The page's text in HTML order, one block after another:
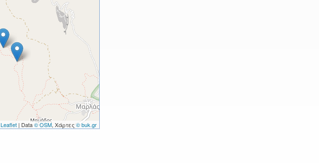
Leaflet| Data© OSM, Χάρτες© buk.gr